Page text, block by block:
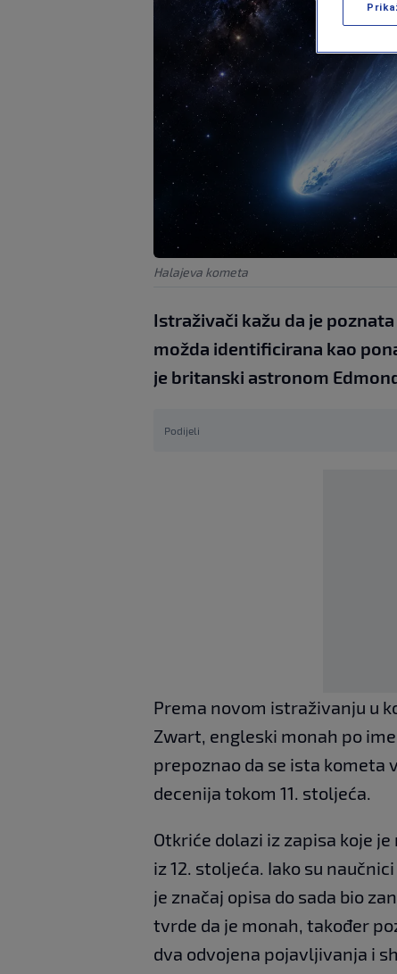
Halajeva kometa
Istraživači kažu da je
možda identificirana kao
je britanski astronom
Podijeli
Prema novom istraživanju u
Zwart, engleski monah po
prepoznao da se ista kometa
decenija tokom 11. stoljeća.
Otkriće dolazi iz zapisa koje
iz 12. stoljeća. Iako su
je značaj opisa do sada bio
tvrde da je monah, također
dva odvojena pojavljivanja i